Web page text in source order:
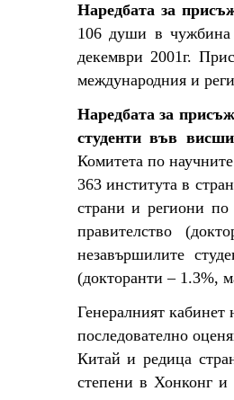
Наредбата за
106 души в чужбина
декември 2001г.
международния и
Наредбата за
студенти във
Комитета по
363 института в
страни и региони по
правителство
незавършилите
(докторанти – 1.3%,
Генералният
последователно
Китай и редица
степени в Хонконг и